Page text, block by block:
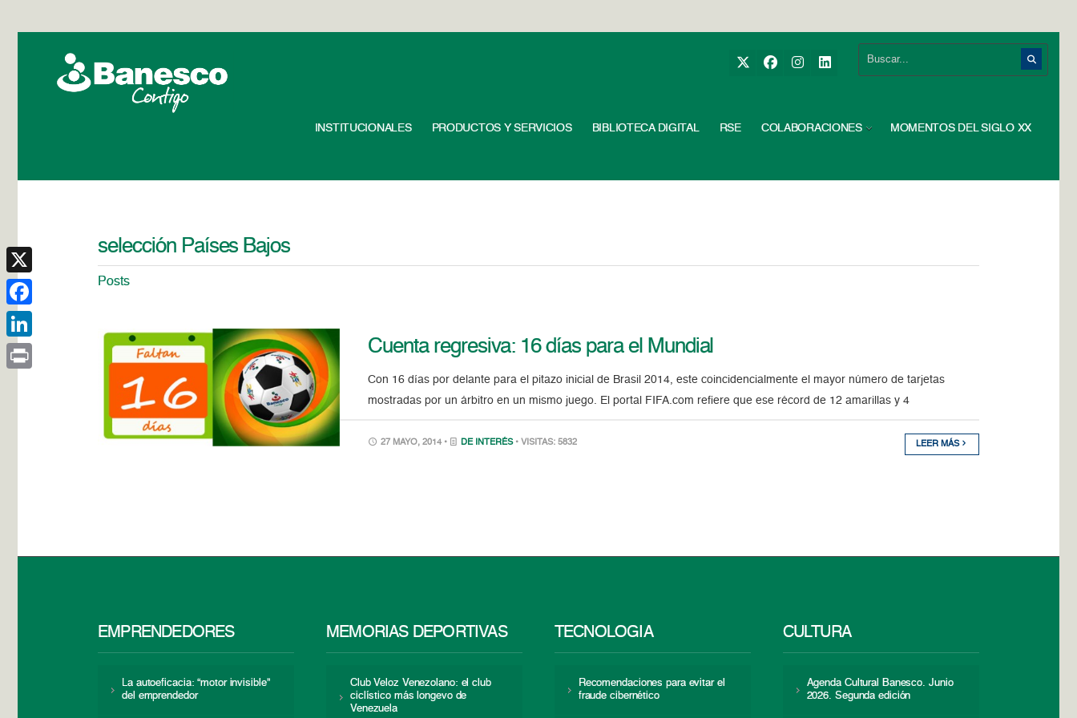
INSTITUCIONALES PRODUCTOS Y SERVICIOS BIBLIOTECA DIGITAL RSE COLABORACIONES MOMENTOS DEL SIGLO XX
selección Países Bajos
Posts
Cuenta regresiva: 16 días para el Mundial
Con 16 días por delante para el pitazo inicial de Brasil 2014, este coincidencialmente el mayor número de tarjetas
mostradas por un árbitro en un mismo juego. El portal FIFA.com refiere que ese récord de 12 amarillas y 4
27 MAYO, 2014 • DE INTERÉS • VISITAS: 5832 LEER MÁS
EMPRENDEDORES
La autoeficacia: “motor invisible”
del emprendedor
MEMORIAS DEPORTIVAS
Club Veloz Venezolano: el club
ciclístico más longevo de
Venezuela
TECNOLOGÍA
Recomendaciones para evitar el
fraude cibernético
CULTURA
Agenda Cultural Banesco. Junio
2026. Segunda edición
X
Facebook
LinkedIn